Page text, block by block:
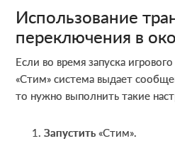
Использование
переключения в
Если во время запуска
«Стим» система выдает
то нужно выполнить такие
Запустить«Стим».